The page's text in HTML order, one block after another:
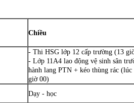
Chiều
- Thi HSG lớp 12 cấp trường (13
- Lớp 11A4 lao động vệ sinh sân
hành lang PTN + kéo thùng rác (lúc
giờ 00)
Dạy - học